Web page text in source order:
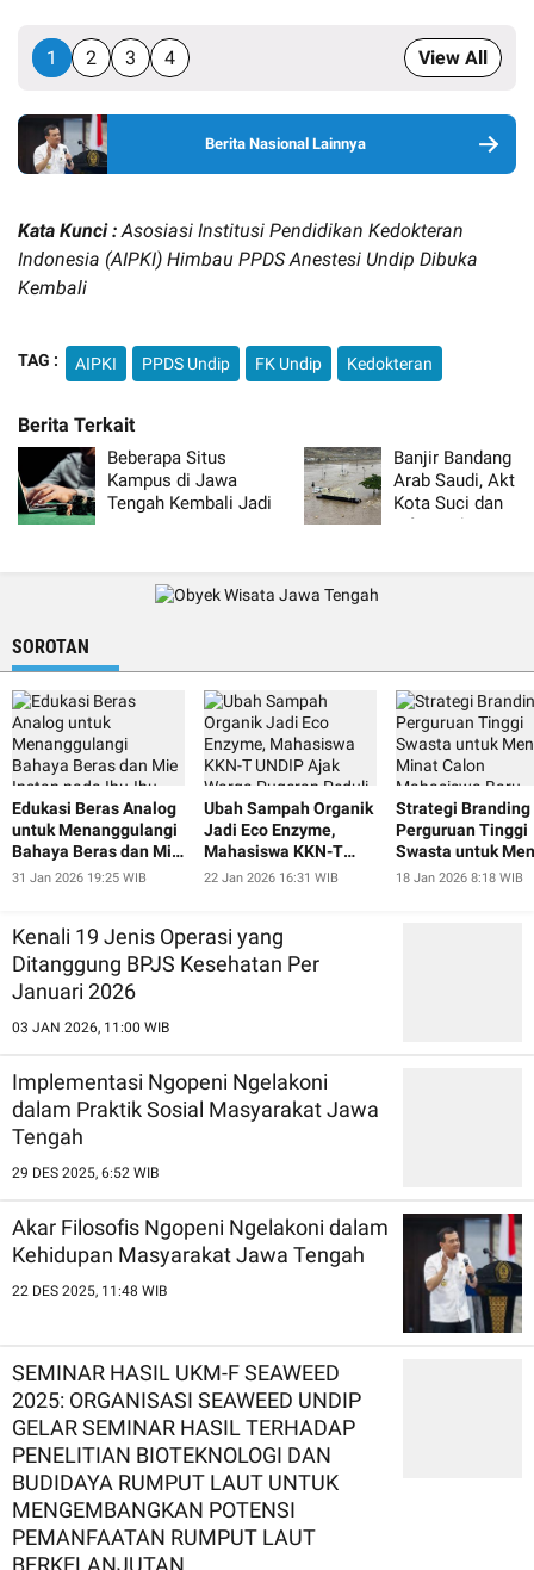
1 2 3 4 View All
Berita Nasional Lainnya
Kata Kunci : Asosiasi Institusi Pendidikan Kedokteran
Indonesia (AIPKI) Himbau PPDS Anestesi Undip Dibuka
Kembali
TAG : AIPKI PPDS Undip FK Undip Kedokteran
Beberapa Situs
Kampus di Jawa
Tengah Kembali Jadi
Banjir Bandang
Arab Saudi,
Kota Suci dan
Infrastruktur
SOROTAN
Edukasi Beras Analog
untuk Menanggulangi
Bahaya Beras dan Mie
Instan pada Ibu-Ibu
31 Jan 2026 19:25 WIB
Ubah Sampah Organik
Jadi Eco Enzyme,
Mahasiswa KKN-T
UNDIP Ajak Warga
22 Jan 2026 16:31 WIB
Strategi Branding
Perguruan Tinggi
Swasta untuk
Minat Calon
18 Jan 2026 8:18 WIB
Kenali 19 Jenis Operasi yang
Ditanggung BPJS Kesehatan Per
Januari 2026
03 JAN 2026, 11:00 WIB
Implementasi Ngopeni Ngelakoni
dalam Praktik Sosial Masyarakat Jawa
Tengah
29 DES 2025, 6:52 WIB
Akar Filosofis Ngopeni Ngelakoni dalam
Kehidupan Masyarakat Jawa Tengah
22 DES 2025, 11:48 WIB
SEMINAR HASIL UKM-F SEAWEED
2025: ORGANISASI SEAWEED UNDIP
GELAR SEMINAR HASIL TERHADAP
PENELITIAN BIOTEKNOLOGI DAN
BUDIDAYA RUMPUT LAUT UNTUK
MENGEMBANGKAN POTENSI
PEMANFAATAN RUMPUT LAUT
BERKELANJUTAN